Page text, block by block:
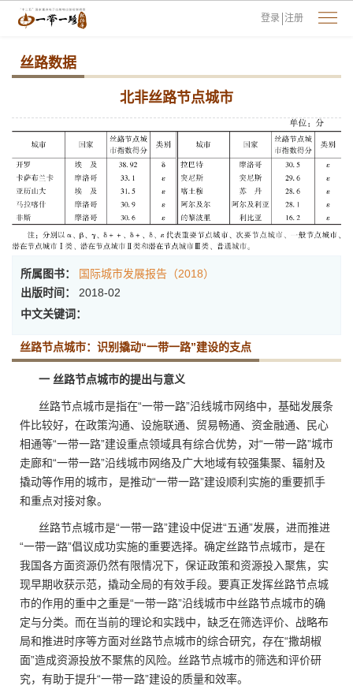
登录 注册
丝路数据
北非丝路节点城市
所属图书：
国际城市发展报告（2018）
出版时间：
2018-02
中文关键词：
丝路节点城市：识别撬动“一带一路”建设的支点
一 丝路节点城市的提出与意义
丝路节点城市是指在“一带一路”沿线城市网络中，基础发展条
件比较好，在政策沟通、设施联通、贸易畅通、资金融通、民心
相通等“一带一路”建设重点领域具有综合优势，对“一带一路”城市
走廊和“一带一路”沿线城市网络及广大地域有较强集聚、辐射及
撬动等作用的城市，是推动“一带一路”建设顺利实施的重要抓手
和重点对接对象。
丝路节点城市是“一带一路”建设中促进“五通”发展，进而推进
“一带一路”倡议成功实施的重要选择。确定丝路节点城市，是在
我国各方面资源仍然有限情况下，保证政策和资源投入聚焦，实
现早期收获示范，撬动全局的有效手段。要真正发挥丝路节点城
市的作用的重中之重是“一带一路”沿线城市中丝路节点城市的确
定与分类。而在当前的理论和实践中，缺乏在筛选评价、战略布
局和推进时序等方面对丝路节点城市的综合研究，存在“撒胡椒
面”造成资源投放不聚焦的风险。丝路节点城市的筛选和评价研
究，有助于提升“一带一路”建设的质量和效率。